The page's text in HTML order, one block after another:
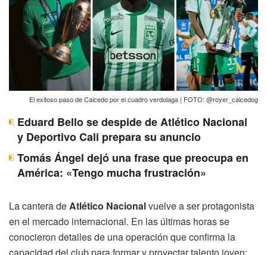
El exitoso paso de Caicedo por el cuadro verdolaga | FOTO: @royer_caicedog
Eduard Bello se despide de Atlético Nacional
y Deportivo Cali prepara su anuncio
Tomás Ángel dejó una frase que preocupa en
América: «Tengo mucha frustración»
La cantera deAtlético Nacionalvuelve a ser protagonista
en el mercado internacional. En las últimas horas se
conocieron detalles de una operación que confirma la